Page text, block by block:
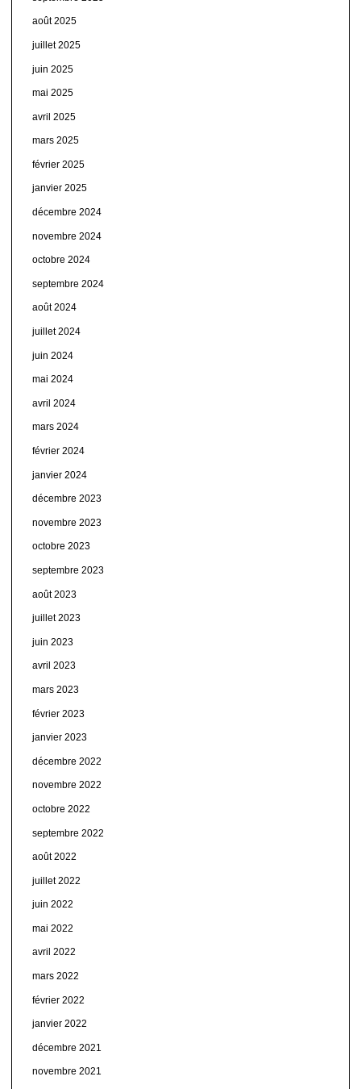
août 2025
juillet 2025
juin 2025
mai 2025
avril 2025
mars 2025
février 2025
janvier 2025
décembre 2024
novembre 2024
octobre 2024
septembre 2024
août 2024
juillet 2024
juin 2024
mai 2024
avril 2024
mars 2024
février 2024
janvier 2024
décembre 2023
novembre 2023
octobre 2023
septembre 2023
août 2023
juillet 2023
juin 2023
avril 2023
mars 2023
février 2023
janvier 2023
décembre 2022
novembre 2022
octobre 2022
septembre 2022
août 2022
juillet 2022
juin 2022
mai 2022
avril 2022
mars 2022
février 2022
janvier 2022
décembre 2021
novembre 2021